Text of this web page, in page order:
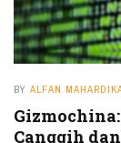
BY ALFAN
Canggih